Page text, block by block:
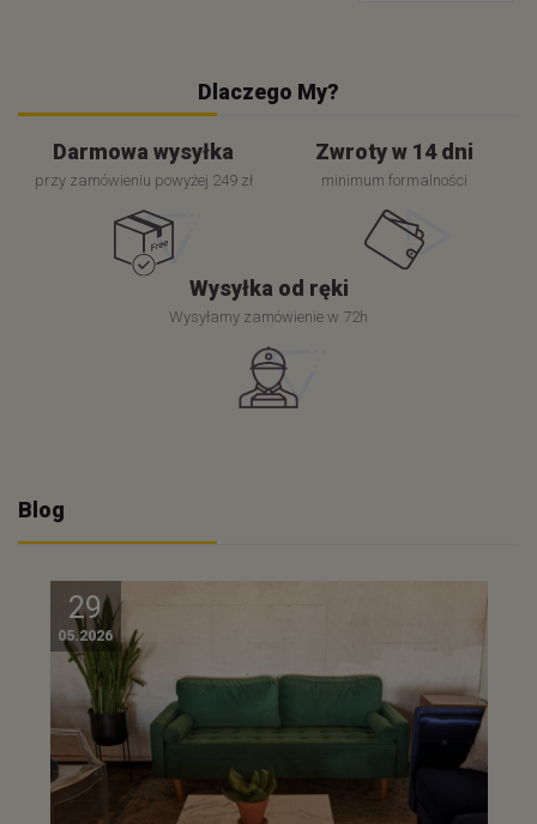
Dlaczego My?
Darmowa wysyłka
przy zamówieniu powyżej 249 zł
Zwroty w 14 dni
minimum formalności
Wysyłka od ręki
Wysyłamy zamówienie w 72h
Blog
29
05.2026